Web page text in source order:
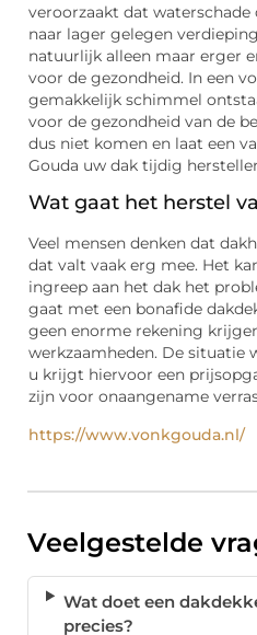
veroorzaakt dat
naar lager gelegen
natuurlijk alleen maar erger
voor de gezondheid. In een
gemakkelijk schimmel
voor de gezondheid van de
dus niet komen en laat een
Gouda uw dak tijdig
Wat gaat het herstel
Veel mensen denken dat
dat valt vaak erg mee. Het
ingreep aan het dak het
gaat met een bonafide
geen enorme rekening
werkzaamheden. De situatie
u krijgt hiervoor een
zijn voor onaangename
https://www.vonkgouda.nl/
Veelgestelde
Wat doet een
precies?